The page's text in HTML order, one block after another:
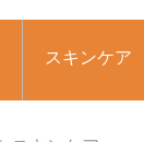
スキンケア